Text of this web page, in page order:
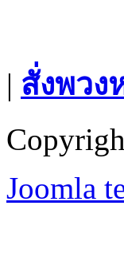
| สั่งพวง
Joomla